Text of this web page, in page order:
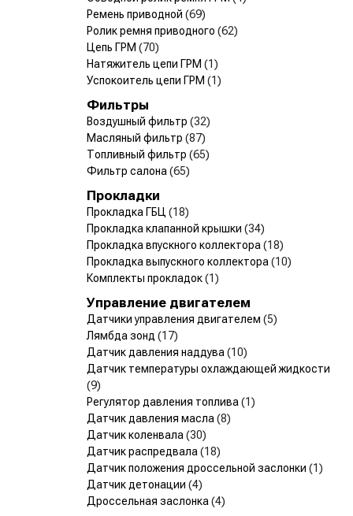
Ремень приводной (69)
Ролик ремня приводного (62)
Цепь ГРМ (70)
Натяжитель цепи ГРМ (1)
Успокоитель цепи ГРМ (1)
Фильтры
Воздушный фильтр (32)
Масляный фильтр (87)
Топливный фильтр (65)
Фильтр салона (65)
Прокладки
Прокладка ГБЦ (18)
Прокладка клапанной крышки (34)
Прокладка впускного коллектора (18)
Прокладка выпускного коллектора (10)
Комплекты прокладок(1)
Управление двигателем
Датчики управления двигателем (5)
Лямбда зонд (17)
Датчик давления наддува (10)
Датчик температуры охлаждающей жидкости
(9)
Регулятор давления топлива (1)
Датчик давления масла (8)
Датчик коленвала (30)
Датчик распредвала (18)
Датчик положения дроссельной заслонки (1)
Датчик детонации (4)
Дроссельная заслонка (4)